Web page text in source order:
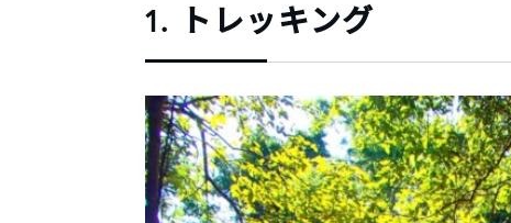
1. トレッキング